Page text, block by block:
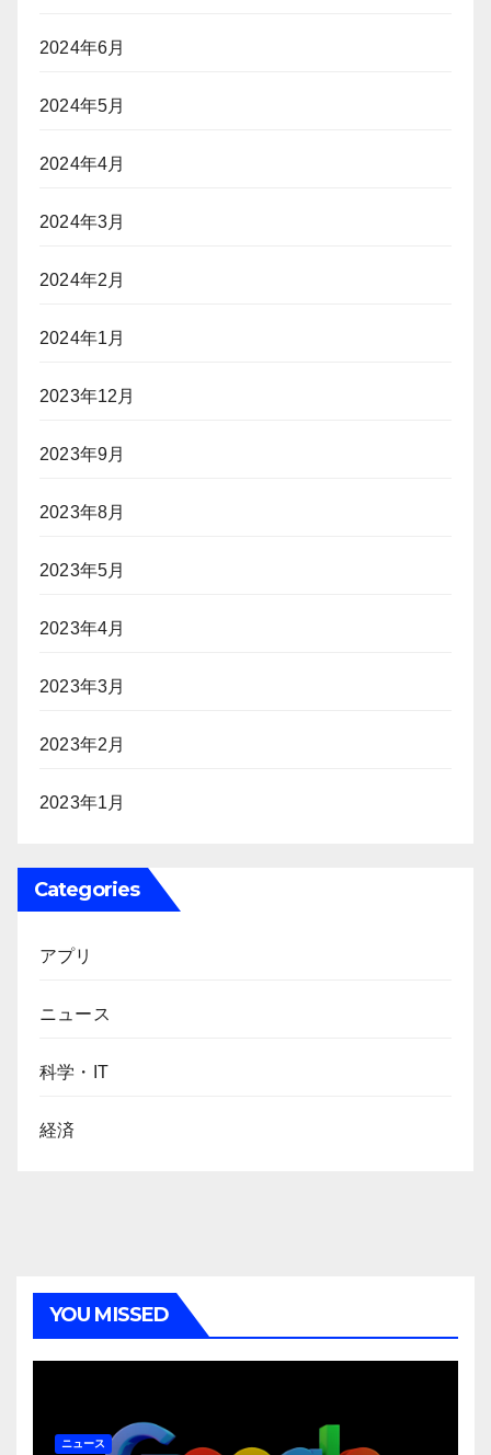
2024年6月
2024年5月
2024年4月
2024年3月
2024年2月
2024年1月
2023年12月
2023年9月
2023年8月
2023年5月
2023年4月
2023年3月
2023年2月
2023年1月
Categories
アプリ
ニュース
科学・IT
経済
YOU MISSED
ニュース